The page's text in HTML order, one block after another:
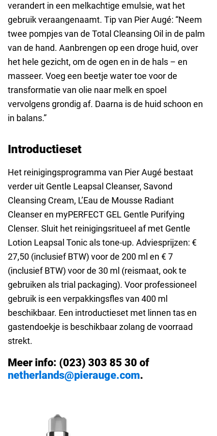
verandert in een melkachtige emulsie, wat het
gebruik veraangenaamt. Tip van Pier Augé: “Neem
twee pompjes van de Total Cleansing Oil in de palm
van de hand. Aanbrengen op een droge huid, over
het hele gezicht, om de ogen en in de hals – en
masseer. Voeg een beetje water toe voor de
transformatie van olie naar melk en spoel
vervolgens grondig af. Daarna is de huid schoon en
in balans.”
Introductieset
Het reinigingsprogramma van Pier Augé bestaat
verder uit Gentle Leapsal Cleanser, Savond
Cleansing Cream, L’Eau de Mousse Radiant
Cleanser en myPERFECT GEL Gentle Purifying
Clenser. Sluit het reinigingsritueel af met Gentle
Lotion Leapsal Tonic als tone-up. Adviesprijzen: €
27,50 (inclusief BTW) voor de 200 ml en € 7
(inclusief BTW) voor de 30 ml (reismaat, ook te
gebruiken als trial packaging). Voor professioneel
gebruik is een verpakkingsfles van 400 ml
beschikbaar. Een introductieset met linnen tas en
gastendoekje is beschikbaar zolang de voorraad
strekt.
Meer info: (023) 303 85 30 of
netherlands@pierauge.com.